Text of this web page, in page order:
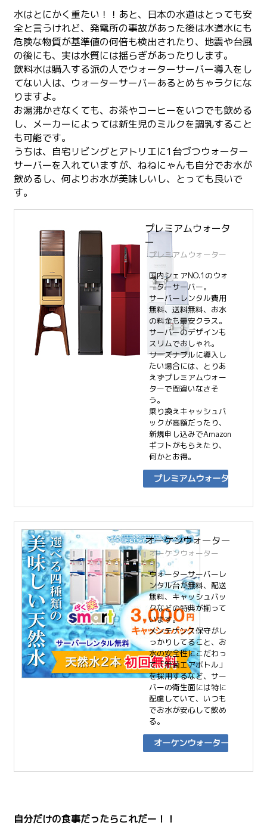
水はとにかく重たい！！あと、日本の水道はとっても安
全と言うけれど、発電所の事故があった後は水道水にも
危険な物質が基準値の何倍も検出されたり、地震や台風
の後にも、実は水質には揺らぎがあったりします。
飲料水は購入する派の人でウォーターサーバー導入をし
てない人は、ウォーターサーバーあるとめちゃラクにな
りますよ。
お湯沸かさなくても、お茶やコーヒーをいつでも飲める
し、メーカーによっては新生児のミルクを調乳すること
も可能です。
うちは、自宅リビングとアトリエに1台づつウォーター
サーバーを入れていますが、ねねにゃんも自分でお水が
飲めるし、何よりお水が美味しいし、とっても良いで
す。
プレミアムウォータ
ー
プレミアムウォーター
国内シェアNO.1のウォ
ーターサーバー。
サーバーレンタル費用
無料、送料無料、お水
の料金も最安クラス。
サーバーのデザインも
スリムでおしゃれ。
リーズナブルに導入し
たい場合には、とりあ
えずプレミアムウォー
ターで間違いなさそ
う。
乗り換えキャッシュバ
ックが高額だったり、
新規申し込みでAmazon
ギフトがもらえたり、
何かとお得。
プレミアムウォーター
オーケンウォーター
オーケンウォーター
ウォーターサーバーレ
ンタル台が無料、配送
無料、キャッシュバッ
クなどの特典が揃って
います。
メンテナンス保守がし
っかりしてること、お
水の安全性にこだわっ
て「無菌エアボトル」
を採用するなど、サー
バーの衛生面には特に
配慮していて、いつも
でお水が安心して飲め
る。
オーケンウォーター
自分だけの食事だったらこれだー！！